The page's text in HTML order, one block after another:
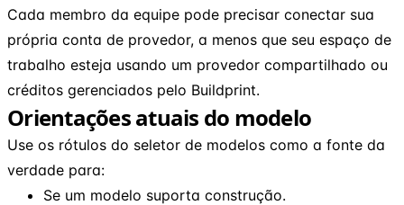
Cada membro da equipe pode precisar conectar sua
própria conta de provedor, a menos que seu espaço de
trabalho esteja usando um provedor compartilhado ou
créditos gerenciados pelo Buildprint.
Orientações atuais do modelo
Use os rótulos do seletor de modelos como a fonte da
verdade para:
Se um modelo suporta construção.